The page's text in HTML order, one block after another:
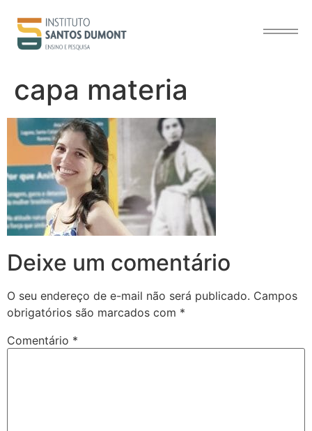
conteúdo
capa materia
Deixe um comentário
O seu endereço de e-mail não será publicado. Campos
obrigatórios são marcados com *
Comentário *